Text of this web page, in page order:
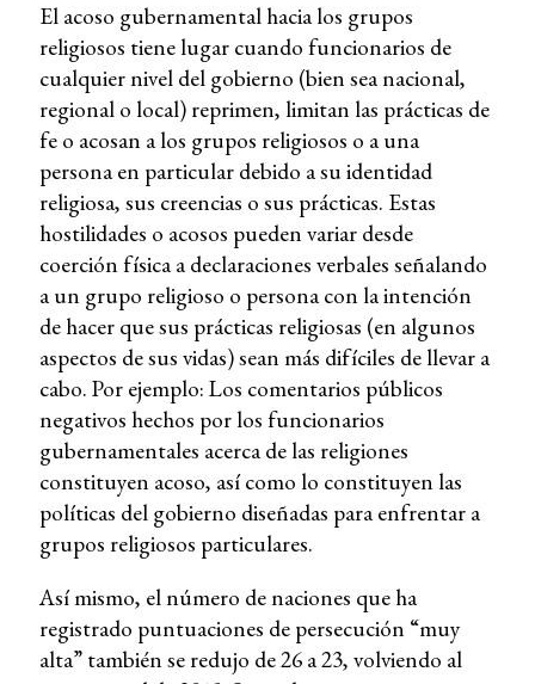
El acoso gubernamental hacia los grupos
religiosos tiene lugar cuando funcionarios de
cualquier nivel del gobierno (bien sea nacional,
regional o local) reprimen, limitan las prácticas de
fe o acosan a los grupos religiosos o a una
persona en particular debido a su identidad
religiosa, sus creencias o sus prácticas. Estas
hostilidades o acosos pueden variar desde
coerción física a declaraciones verbales señalando
a un grupo religioso o persona con la intención
de hacer que sus prácticas religiosas (en algunos
aspectos de sus vidas) sean más difíciles de llevar a
cabo. Por ejemplo: Los comentarios públicos
negativos hechos por los funcionarios
gubernamentales acerca de las religiones
constituyen acoso, así como lo constituyen las
políticas del gobierno diseñadas para enfrentar a
grupos religiosos particulares.
Así mismo, el número de naciones que ha
registrado puntuaciones de persecución “muy
alta” también se redujo de 26 a 23, volviendo al